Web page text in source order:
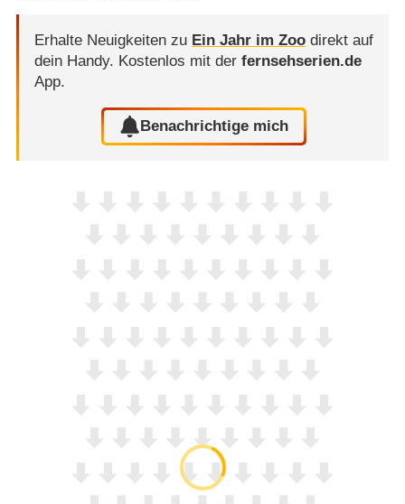
Erhalte Neuigkeiten zu Ein Jahr im Zoodirekt auf
dein Handy. Kostenlos mit der fernsehserien.de
App.
Benachrichtige mich